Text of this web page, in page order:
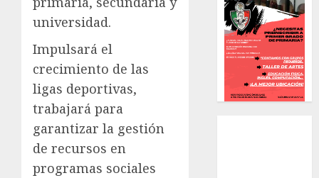
universidad.
Impulsará el
crecimiento de las
ligas deportivas,
trabajará para
garantizar la gestión
de recursos en
programas sociales